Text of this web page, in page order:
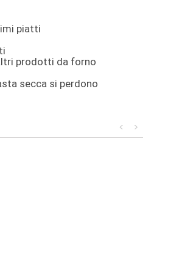
piatti
prodotti da forno
secca si perdono
>
<